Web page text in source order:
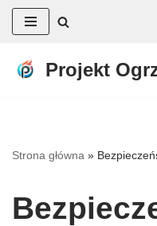
do
Projekt
Strona główna »